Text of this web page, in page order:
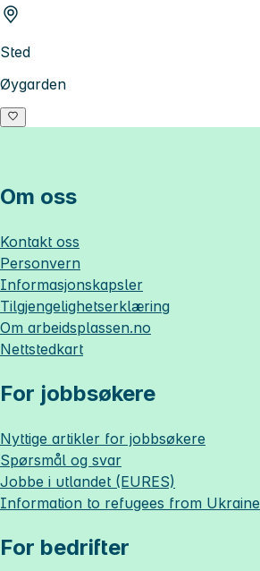
Sted
Øygarden
Om oss
Kontakt oss
Personvern
Informasjonskapsler
Tilgjengelighetserklæring
Om arbeidsplassen.no
Nettstedkart
For jobbsøkere
Nyttige artikler for jobbsøkere
Spørsmål og svar
Jobbe i utlandet (EURES)
Information to refugees from Ukraine
For bedrifter